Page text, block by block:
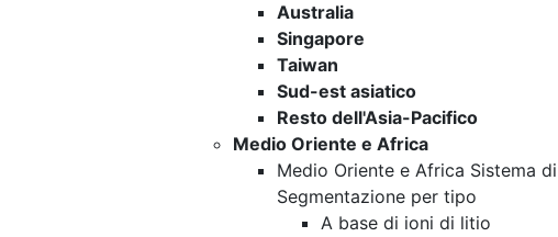
Australia
Singapore
Taiwan
Sud-est asiatico
Resto dell'Asia-Pacifico
Medio Oriente e Africa
Medio Oriente e Africa Sistema
Segmentazione per tipo
A base di ioni di litio